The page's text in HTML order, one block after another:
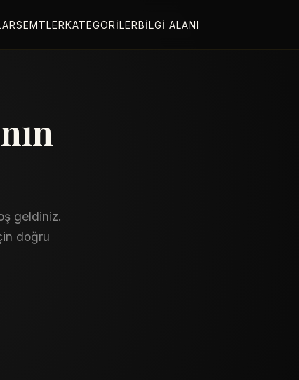
SEMTLERKATEGORILERBILGI ALANI
geldiniz.
doğru